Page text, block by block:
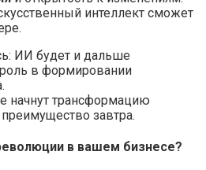
интеллект сможет
ИИ будет и дальше
в формировании
начнут трансформацию
завтра.
в вашем бизнесе?